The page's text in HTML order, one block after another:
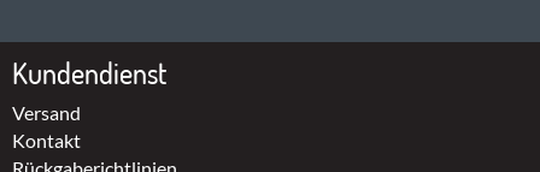
Kundendienst
Versand
Kontakt